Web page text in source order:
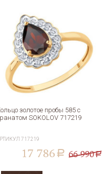
золотое пробы 585 с
SOKOLOV 717219
717219
17 786 a 66 990a